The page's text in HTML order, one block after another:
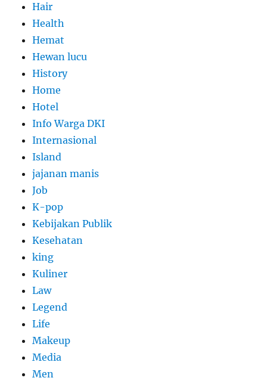
Hair
Health
Hemat
Hewan lucu
History
Home
Hotel
Info Warga DKI
Internasional
Island
jajanan manis
Job
K-pop
Kebijakan Publik
Kesehatan
king
Kuliner
Law
Legend
Life
Makeup
Media
Men